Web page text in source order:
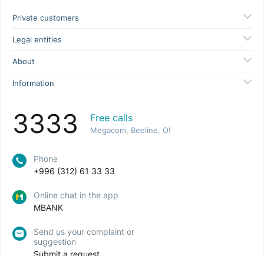
Private customers
Legal entities
About
Information
3333 Free calls
Megacom, Beeline, O!
Phone
+996 (312) 61 33 33
Online chat in the app
MBANK
Send us your complaint or
suggestion
Submit a request